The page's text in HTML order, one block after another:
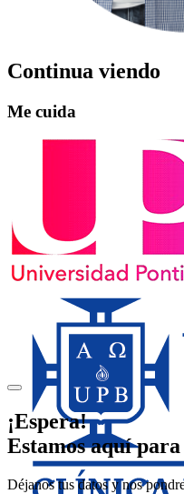
Continua viendo
Me cuida
¡Espera!
Estamos aquí
Déjanos tus datos y nos